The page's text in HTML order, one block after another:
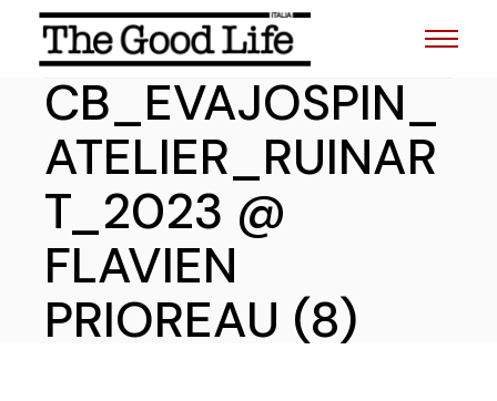
contentCB_EVAJOSPIN_
ATELIER_RUINAR
T_2023 @
FLAVIEN
PRIOREAU (8)